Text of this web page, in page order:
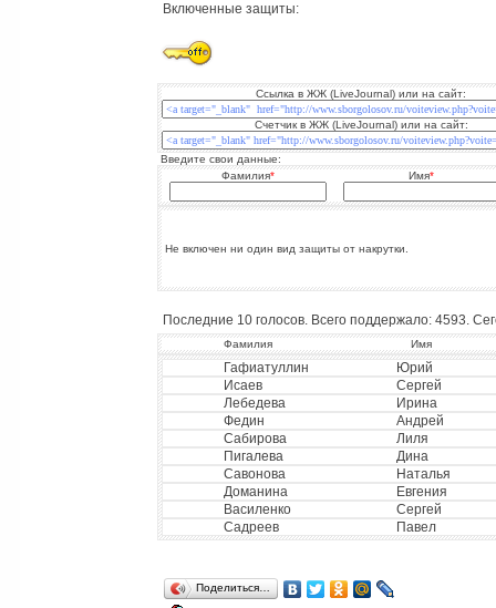
Включенные защиты:
Ссылка в ЖЖ (LiveJournal) или на сайт:
Счетчик в ЖЖ (LiveJournal) или на сайт:
Введите свои данные:
Фамилия* Имя*
Не включен ни один вид защиты от накрутки.
Последние 10 голосов. Всего поддержало: 4593.
Фамилия Имя
Гафиатуллин
Юрий
Исаев
Сергей
Лебедева
Ирина
Федин
Андрей
Сабирова
Лиля
Пигалева
Дина
Савонова
Наталья
Доманина
Евгения
Василенко
Сергей
Садреев
Павел
Поделиться…